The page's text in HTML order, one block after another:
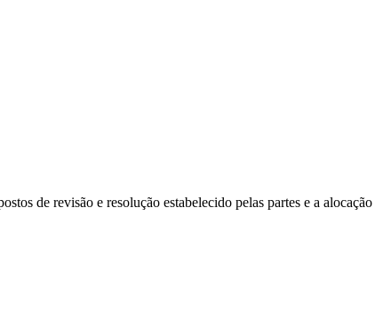
de revisão e resolução estabelecido pelas partes e a alocação